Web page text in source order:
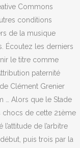
Commons
conditions
de la musique
Écoutez les derniers
le titre comme
paternité
Clément Grenier
… Alors que le Stade
chocs de cette 21ème
de l’arbitre
puis trois par la